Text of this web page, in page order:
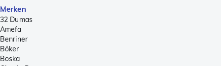
Merken
32 Dumas
Amefa
Benriner
Böker
Boska